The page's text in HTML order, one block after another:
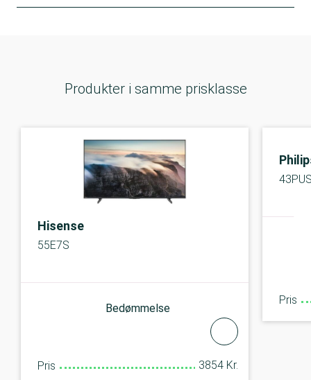
Produkter i samme prisklasse
Hisense
55E7S
Bedømmelse
Pris 3854 Kr.
Pris